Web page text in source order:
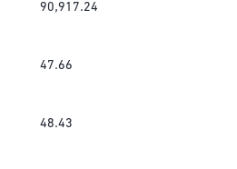
90,917.24
47.66
48.43